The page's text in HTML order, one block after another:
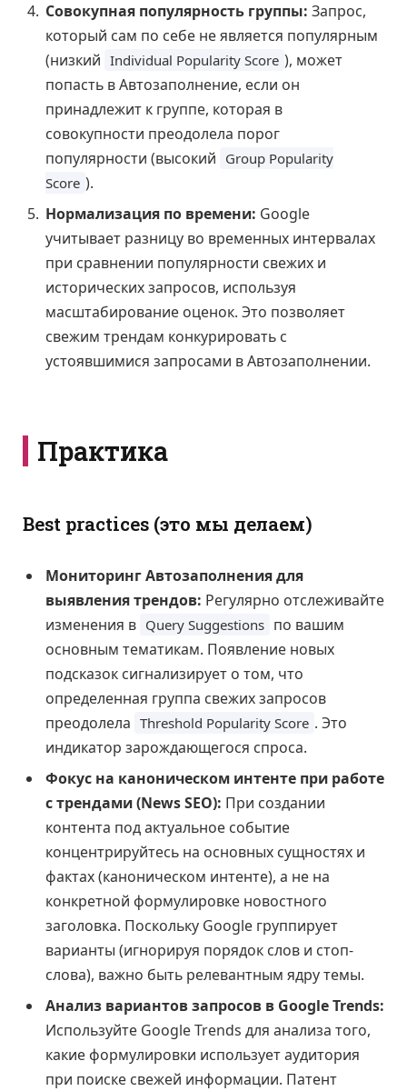
Совокупная популярность группы: Запрос,
который сам по себе не является популярным
(низкий Individual Popularity Score ), может
попасть в Автозаполнение, если он
принадлежит к группе, которая в
совокупности преодолела порог
популярности (высокий Group Popularity
Score ).
Нормализация по времени: Google
учитывает разницу во временных интервалах
при сравнении популярности свежих и
исторических запросов, используя
масштабирование оценок. Это позволяет
свежим трендам конкурировать с
устоявшимися запросами в Автозаполнении.
Практика
Best practices (это мы делаем)
Мониторинг Автозаполнения для
выявления трендов: Регулярно отслеживайте
изменения в Query Suggestions по вашим
основным тематикам. Появление новых
подсказок сигнализирует о том, что
определенная группа свежих запросов
преодолела Threshold Popularity Score . Это
индикатор зарождающегося спроса.
Фокус на каноническом интенте при работе
с трендами (News SEO): При создании
контента под актуальное событие
концентрируйтесь на основных сущностях и
фактах (каноническом интенте), а не на
конкретной формулировке новостного
заголовка. Поскольку Google группирует
варианты (игнорируя порядок слов и стоп-
слова), важно быть релевантным ядру темы.
Анализ вариантов запросов в Google Trends:
Используйте Google Trends для анализа того,
какие формулировки использует аудитория
при поиске свежей информации. Патент